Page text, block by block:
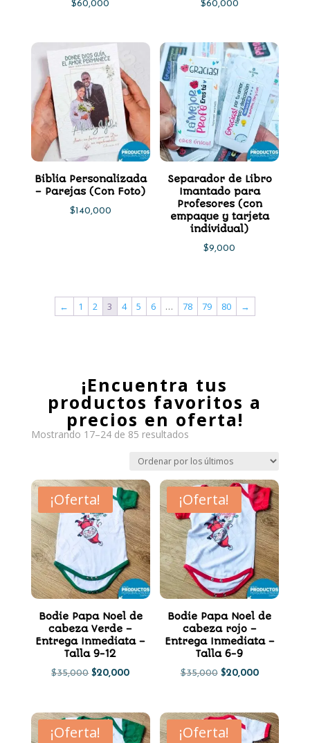
$60,000 $60,000
Biblia Personalizada
– Parejas (Con Foto)
$140,000
Separador de Libro
Imantado para
Profesores (con
empaque y tarjeta
individual)
$9,000
← 1 2 3 4 5 6 … 78 79 80 →
¡Encuentra tus
productos favoritos a
precios en oferta!
Mostrando 17–24 de 85 resultadosOrdenado
los
últimos
¡Oferta!
Bodie Papa Noel de
cabeza Verde –
Entrega Inmediata –
Talla 9-12
$35,000 El
original
era:
$20,000El
actual
es:
¡Oferta!
Bodie Papa Noel de
cabeza rojo –
Entrega Inmediata –
Talla 6-9
$35,000 El
original
era:
$20,000El
actual
es:
¡Oferta! ¡Oferta!